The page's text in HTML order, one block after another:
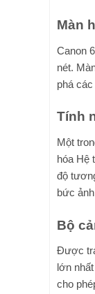
Màn
Canon
nét.
phá
Tính
Một
hóa Hệ
độ
bức
Bộ
Được
lớn
cho